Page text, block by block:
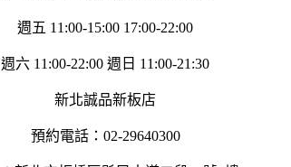
週五 11:00-15:00 17:00-22:00
週六 11:00-22:00 週日 11:00-21:30
新北誠品新板店
預約電話：02-29640300